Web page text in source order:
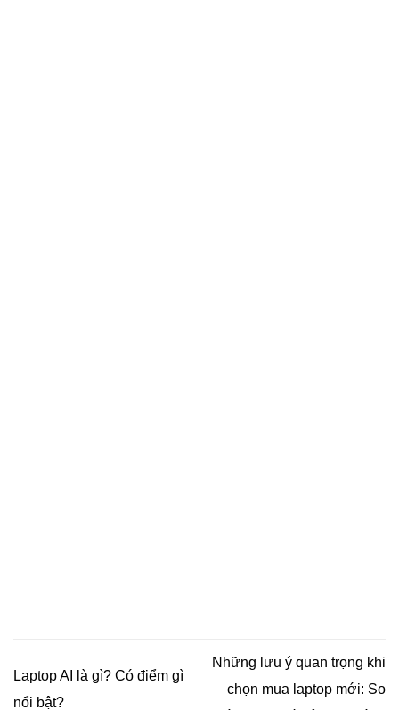
Laptop AI là gì? Có điểm gì
nổi bật?
Những lưu ý quan trọng khi
chọn mua laptop mới: So